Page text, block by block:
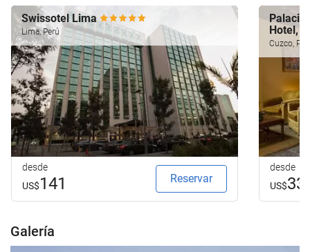
Swissotel Lima
Lima, Perú
desde
US$141 Reservar
Palacio
Hotel,
Cuzco,
desde
US$
Galería